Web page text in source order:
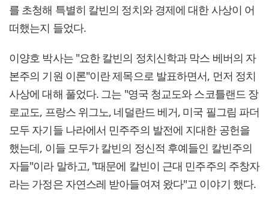
를 초청해 특별히 칼빈의 정치와 경제에 대한 사상이 어
떠했는지 들었다.
이양호 박사는 "요한 칼빈의 정치신학과 막스 베버의 자
본주의 기원 이론"이란 제목으로 발표하면서, 먼저 정치
사상에 대해 풀었다. 그는 "영국 청교도와 스코틀랜드 장
로교도, 프랑스 위그노, 네덜란드 베거, 미국 필그림 파더
모두 자기들 나라에서 민주주의 발전에 지대한 공헌을
했는데, 이들 모두가 칼빈의 정신적 후예들인 칼빈주의
자들"이라 말하고, "때문에 칼빈이 근대 민주주의 주창자
라는 가정은 자연스레 받아들여져 왔다"고 이야기 했다.